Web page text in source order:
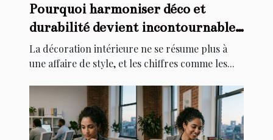
Pourquoi harmoniser déco et
durabilité devient incontournable
chez soi
La décoration intérieure ne se résume plus à
une affaire de style, et les chiffres comme les...